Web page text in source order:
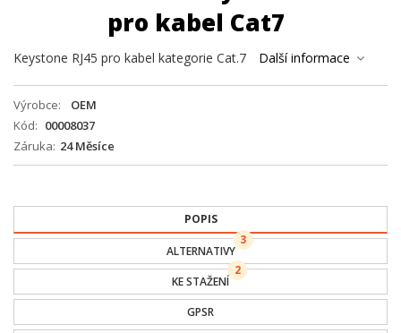
pro kabel Cat7
Keystone RJ45 pro kabel kategorie Cat.7 Další informace
Výrobce
OEM
Kód
00008037
Záruka 24 Měsíce
POPIS
ALTERNATIVY
3
KE STAŽENÍ
2
GPSR